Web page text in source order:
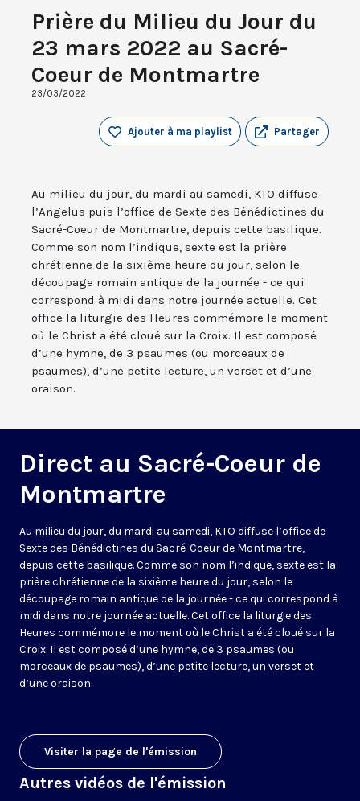
Prière du Milieu du Jour du
23 mars 2022 au Sacré-
Coeur de Montmartre
23/03/2022
Partager
Ajouter à ma playlist
Au milieu du jour, du mardi au samedi, KTO diffuse
l’Angelus puis l’office de Sexte des Bénédictines du
Sacré-Coeur de Montmartre, depuis cette basilique.
Comme son nom l’indique, sexte est la prière
chrétienne de la sixième heure du jour, selon le
découpage romain antique de la journée - ce qui
correspond à midi dans notre journée actuelle. Cet
office la liturgie des Heures commémore le moment
où le Christ a été cloué sur la Croix. Il est composé
d’une hymne, de 3 psaumes (ou morceaux de
psaumes), d’une petite lecture, un verset et d’une
oraison.
Direct au Sacré-Coeur de
Montmartre
Au milieu du jour, du mardi au samedi, KTO diffuse l’office de
Sexte des Bénédictines du Sacré-Coeur de Montmartre,
depuis cette basilique. Comme son nom l’indique, sexte est la
prière chrétienne de la sixième heure du jour, selon le
découpage romain antique de la journée - ce qui correspond à
midi dans notre journée actuelle. Cet office la liturgie des
Heures commémore le moment où le Christ a été cloué sur la
Croix. Il est composé d’une hymne, de 3 psaumes (ou
morceaux de psaumes), d’une petite lecture, un verset et
d’une oraison.
Visiter la page de l'émission
Autres vidéos de l'émission